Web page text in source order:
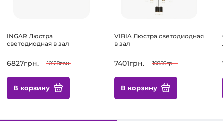
INGAR Люстра
светодиодная в зал
6827грн. 10128грн.
В корзину
VIBIA Люстра светодиодная
в зал
7401грн. 10856грн.
В корзину